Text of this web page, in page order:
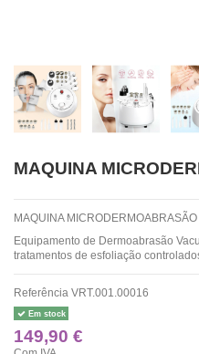
MAQUINA
MAQUINA
Equipamento de Dermoabrasão
tratamentos de esfoliação
Referência VRT.001.00016
Em stock
149,90 €